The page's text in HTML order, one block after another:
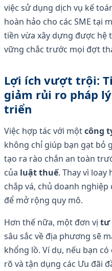
việc sử dụng dịch vụ kế
hoàn hảo cho các SME tại
tiền vừa xây dựng được hệ
vững chắc trước mọi đợt
Lợi ích vượt trội:
giảm rủi ro pháp
triển
Việc hợp tác với mộtcông
không chỉ giúp bạn gạt bỏ
tạo ra rào chắn an toàn
của luật thuế. Thay vì loay
chắp vá, chủ doanh
để mở rộng quy mô.
Hơn thế nữa, một đơn vị tư
sâu sắc về địa phương sẽ
khổng lồ. Ví dụ, nếu bạn
rõ và tận dụng các Ưu đãi